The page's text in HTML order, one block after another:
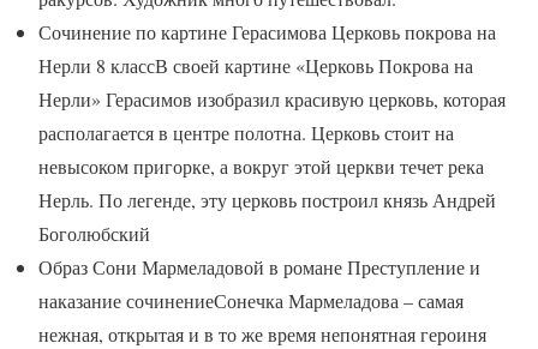
Сочинение по картине Герасимова Церковь покрова на
Нерли 8 классВ своей картине «Церковь Покрова на
Нерли» Герасимов изобразил красивую церковь, которая
располагается в центре полотна. Церковь стоит на
невысоком пригорке, а вокруг этой церкви течет река
Нерль. По легенде, эту церковь построил князь Андрей
Боголюбский
Образ Сони Мармеладовой в романе Преступление и
наказание сочинениеСонечка Мармеладова – самая
нежная, открытая и в то же время непонятная героиня